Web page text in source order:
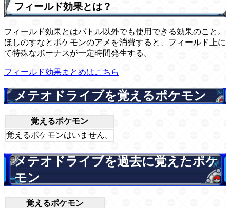
フィールド効果とは？
フィールド効果とはバトル以外でも使用できる効果のこと。
ほしのすなとポケモンのアメを消費すると、フィールド上に
て特殊なボーナスが一定時間発生する。
フィールド効果まとめはこちら
メテオドライブを覚えるポケモン
覚えるポケモン
覚えるポケモンはいません。
メテオドライブを過去に覚えたポケ
モン
覚えるポケモン